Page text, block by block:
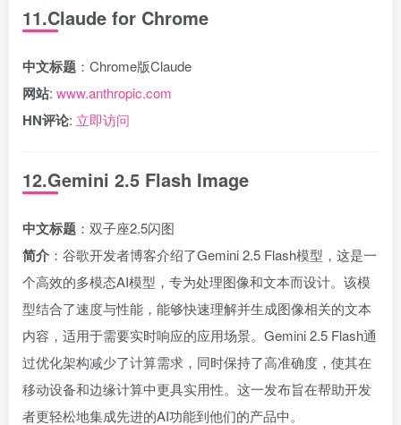
11.Claude for Chrome
中文标题 ：Chrome版Claude
网站: www.anthropic.com
HN评论: 立即访问
12.Gemini 2.5 Flash Image
中文标题 ：双子座2.5闪图
简介 ：谷歌开发者博客介绍了Gemini 2.5 Flash模型，这是一
个高效的多模态AI模型，专为处理图像和文本而设计。该模
型结合了速度与性能，能够快速理解并生成图像相关的文本
内容，适用于需要实时响应的应用场景。Gemini 2.5 Flash通
过优化架构减少了计算需求，同时保持了高准确度，使其在
移动设备和边缘计算中更具实用性。这一发布旨在帮助开发
者更轻松地集成先进的AI功能到他们的产品中。